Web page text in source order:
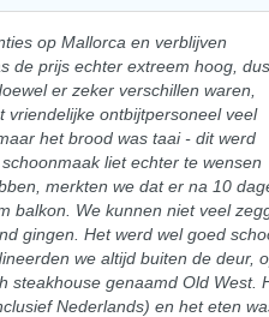
op Mallorca en verblijven
de prijs echter extreem hoog, dus
er zeker verschillen waren,
ontbijtpersoneel veel
het brood was taai - dit werd
liet echter te wensen
merkten we dat er na 10
balkon. We kunnen niet veel
gingen. Het werd wel goed
we altijd buiten de deur,
steakhouse genaamd Old West.
Nederlands) en het eten